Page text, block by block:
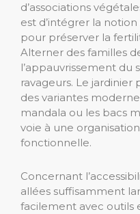
d’associations
est d’intégrer la notion
pour préserver la
Alterner des familles
l’appauvrissement du
ravageurs. Le jardinier
des variantes
mandala ou les bacs
voie à une
fonctionnelle.
Concernant
allées suffisamment
facilement avec outils